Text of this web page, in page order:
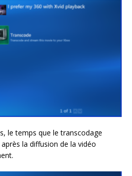
le temps que le transcodage
la diffusion de la vidéo